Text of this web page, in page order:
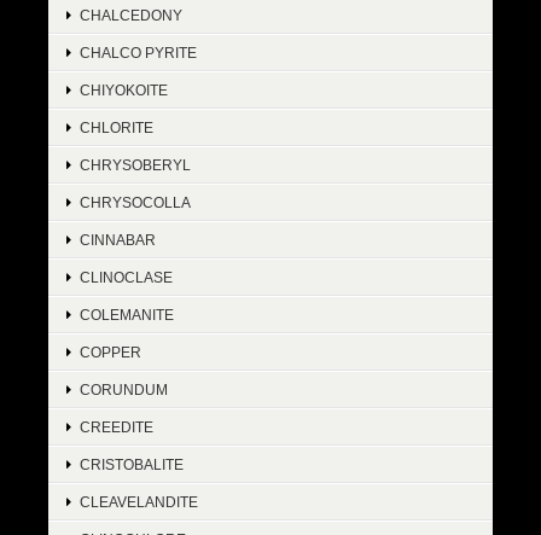
CHALCEDONY
CHALCO PYRITE
CHIYOKOITE
CHLORITE
CHRYSOBERYL
CHRYSOCOLLA
CINNABAR
CLINOCLASE
COLEMANITE
COPPER
CORUNDUM
CREEDITE
CRISTOBALITE
CLEAVELANDITE